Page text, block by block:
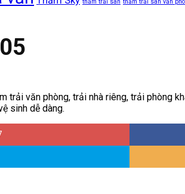
trải văn phòng, trải nhà riêng, trải phòng
sinh dễ dàng.